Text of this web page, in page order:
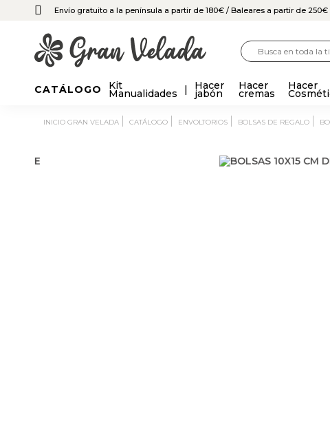
Envío gratuito a la península a partir de 180€ / Baleares a partir de 250€
CATÁLOGO Kit
Manualidades
Hacer
jabón
Hacer
cremas
Hacer
INICIO GRAN VELADA CATÁLOGO ENVOLTORIOS BOLSAS DE REGALO